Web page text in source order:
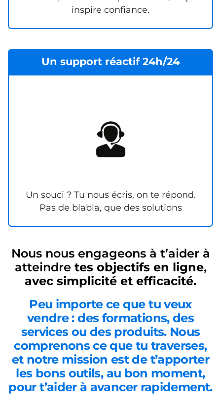
inspire confiance.
Un support réactif 24h/24
Un souci ? Tu nous écris, on te répond.
Pas de blabla, que des solutions
Nous nous engageons à t’aider à
atteindre tes objectifs en ligne,
avec simplicité et efficacité.
Peu importe ce que tu veux
vendre :des formations, des
servicesou des produits. Nous
comprenons ce que tu traverses,
et notre mission est de t’apporter
les bons outils, au bon moment,
pour t’aider à avancer rapidement.